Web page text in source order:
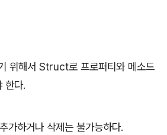
위해서 Struct로 프로퍼티와 메소드
한다.
가하거나 삭제는 불가능하다.